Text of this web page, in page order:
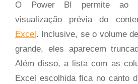
O Power BI permite ao
visualização prévia do
Excel . Inclusive, se o volume
grande, eles aparecem
Além disso, a lista com as
Excel escolhida fica no canto